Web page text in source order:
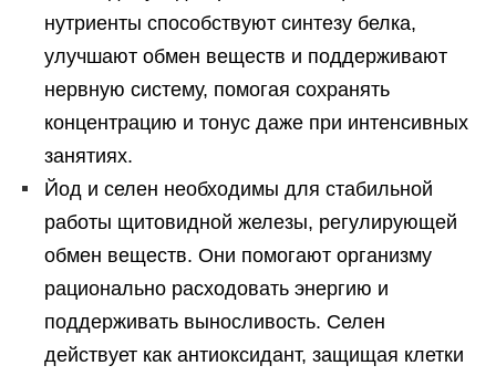
нутриенты способствуют синтезу белка,
улучшают обмен веществ и поддерживают
нервную систему, помогая сохранять
концентрацию и тонус даже при интенсивных
занятиях.
Йод и селен необходимы для стабильной
работы щитовидной железы, регулирующей
обмен веществ. Они помогают организму
рационально расходовать энергию и
поддерживать выносливость. Селен
действует как антиоксидант, защищая клетки